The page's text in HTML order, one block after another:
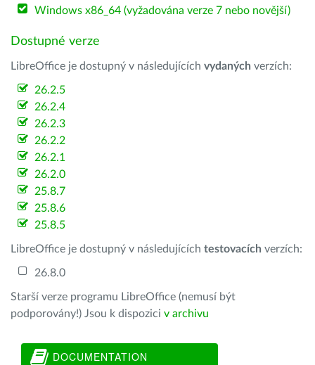
Windows x86_64 (vyžadována verze 7 nebo novější)
Dostupné verze
LibreOffice je dostupný v následujících vydaných verzích:
26.2.5
26.2.4
26.2.3
26.2.2
26.2.1
26.2.0
25.8.7
25.8.6
25.8.5
LibreOffice je dostupný v následujících testovacích verzích:
26.8.0
Starší verze programu LibreOffice (nemusí být
podporovány!) Jsou k dispozici v archivu
DOCUMENTATION